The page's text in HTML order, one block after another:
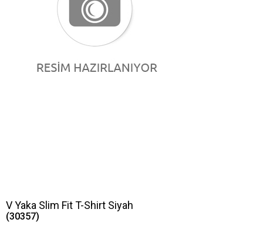
V Yaka Slim Fit T-Shirt Siyah
(30357)